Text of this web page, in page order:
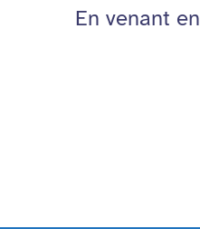
En venant en